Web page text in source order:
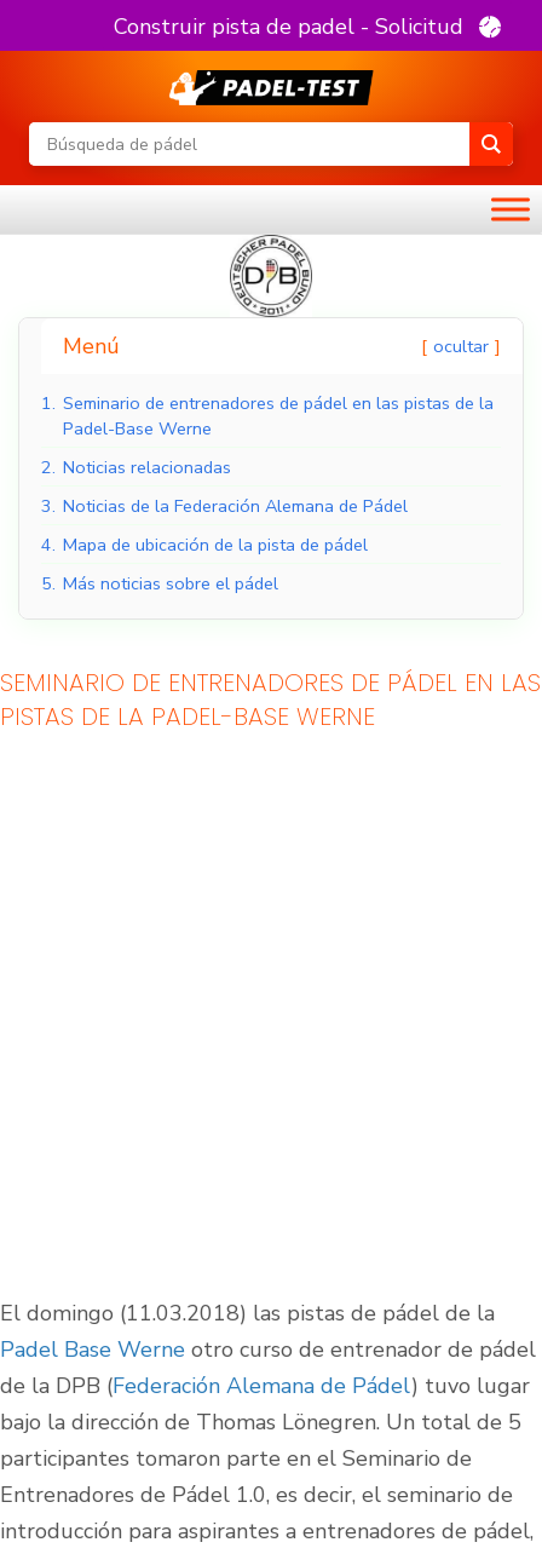
Construir pista de padel - Solicitud
Menú ocultar
1. Seminario de entrenadores de pádel en las pistas de la
Padel-Base Werne
2. Noticias relacionadas
3. Noticias de la Federación Alemana de Pádel
4. Mapa de ubicación de la pista de pádel
5. Más noticias sobre el pádel
SEMINARIO DE ENTRENADORES DE PÁDEL EN LAS
PISTAS DE LA PADEL-BASE WERNE
El domingo (11.03.2018) las pistas de pádel de la
Padel Base Werne otro curso de entrenador de pádel
de la DPB (Federación Alemana de Pádel) tuvo lugar
bajo la dirección de Thomas Lönegren. Un total de 5
participantes tomaron parte en el Seminario de
Entrenadores de Pádel 1.0, es decir, el seminario de
introducción para aspirantes a entrenadores de pádel,